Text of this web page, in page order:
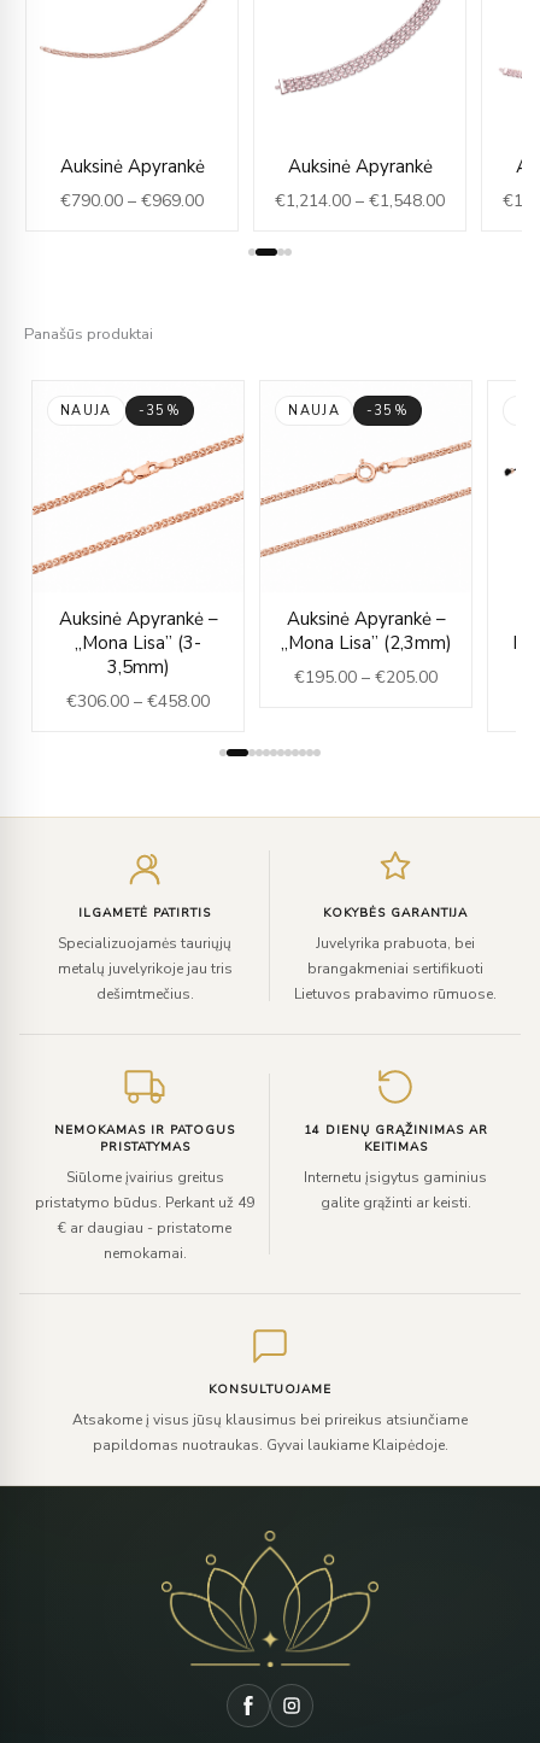
Auksinė Apyrankė
€790.00 – €969.00
range:
€790.00
€969.00
Auksinė Apyrankė
€1,214.00 – €1,548.00€1,214.00
€
Panašūs produktai
NAUJA -35%
Auksinė Apyrankė –
„Mona Lisa” (3-
3,5mm)
€306.00 – €458.00
range:
€458.00
NAUJA -35%
Auksinė Apyrankė –
„Mona Lisa” (2,3mm)
€195.00 – €205.00
range:
€195.00
through
ILGAMETĖ PATIRTIS
Specializuojamės tauriųjų
metalų juvelyrikoje jau tris
dešimtmečius.
KOKYBĖS GARANTIJA
Juvelyrika prabuota, bei
brangakmeniai sertifikuoti
Lietuvos prabavimo rūmuose.
NEMOKAMAS IR PATOGUS
PRISTATYMAS
Siūlome įvairius greitus
pristatymo būdus. Perkant už 49
€ ar daugiau - pristatome
nemokamai.
14 DIENŲ GRĄŽINIMAS AR
KEITIMAS
Internetu įsigytus gaminius
galite grąžinti ar keisti.
KONSULTUOJAME
Atsakome į visus jūsų klausimus bei prireikus atsiunčiame
papildomas nuotraukas. Gyvai laukiame Klaipėdoje.